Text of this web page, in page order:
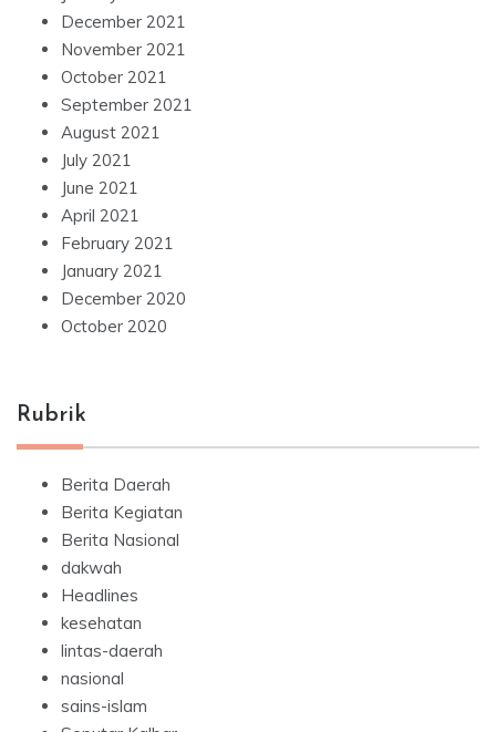
December 2021
November 2021
October 2021
September 2021
August 2021
July 2021
June 2021
April 2021
February 2021
January 2021
December 2020
October 2020
Rubrik
Berita Daerah
Berita Kegiatan
Berita Nasional
dakwah
Headlines
kesehatan
lintas-daerah
nasional
sains-islam